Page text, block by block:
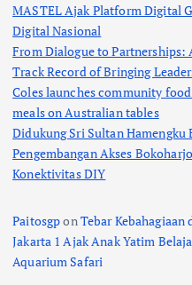
MASTEL Ajak Platform Digital
Digital Nasional
From Dialogue to Partnerships:
Track Record of Bringing
Coles launches community
meals on Australian tables
Didukung Sri Sultan Hamengku
Pengembangan Akses
Konektivitas DIY
PaitosgponTebar Kebahagiaan
Jakarta 1 Ajak Anak Yatim
Aquarium Safari